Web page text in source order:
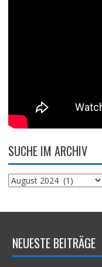
SUCHE IM ARCHIV
Suche
NEUESTE BEITRÄGE